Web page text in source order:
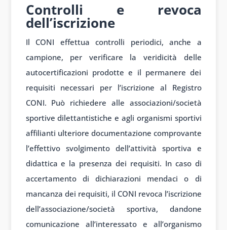
Controlli e revoca
dell’iscrizione
Il CONI effettua controlli periodici, anche a
campione, per verificare la veridicità delle
autocertificazioni prodotte e il permanere dei
requisiti necessari per l’iscrizione al Registro
CONI. Può richiedere alle associazioni/società
sportive dilettantistiche e agli organismi sportivi
affilianti ulteriore documentazione comprovante
l’effettivo svolgimento dell’attività sportiva e
didattica e la presenza dei requisiti. In caso di
accertamento di dichiarazioni mendaci o di
mancanza dei requisiti, il CONI revoca l’iscrizione
dell’associazione/società sportiva, dandone
comunicazione all’interessato e all’organismo